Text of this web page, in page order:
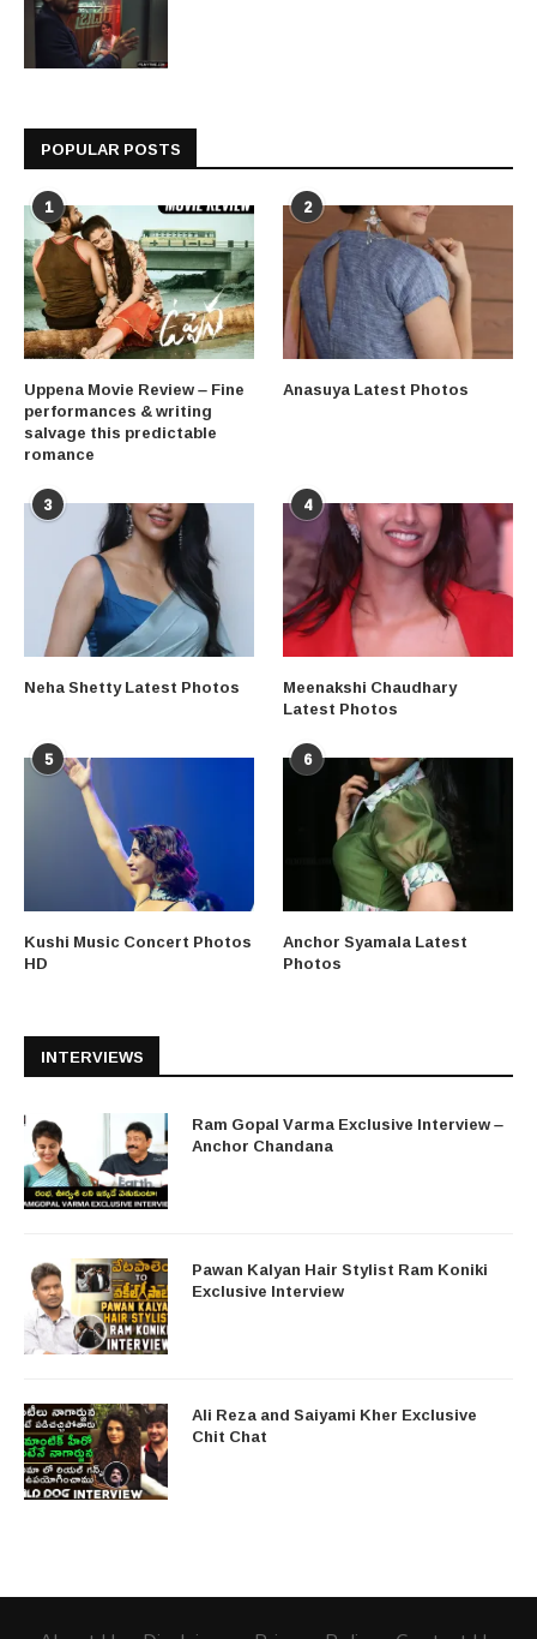
POPULAR POSTS
1
Uppena Movie Review – Fine
performances & writing
salvage this predictable
romance
2
Anasuya Latest Photos
3
Neha Shetty Latest Photos
4
Meenakshi Chaudhary
Latest Photos
5
Kushi Music Concert Photos
HD
6
Anchor Syamala Latest
Photos
INTERVIEWS
Ram Gopal Varma Exclusive Interview –
Anchor Chandana
Pawan Kalyan Hair Stylist Ram Koniki
Exclusive Interview
Ali Reza and Saiyami Kher Exclusive
Chit Chat